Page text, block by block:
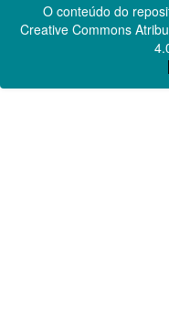
O conteúdo do
Creative Commons